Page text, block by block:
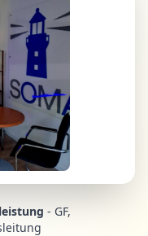
- GF,